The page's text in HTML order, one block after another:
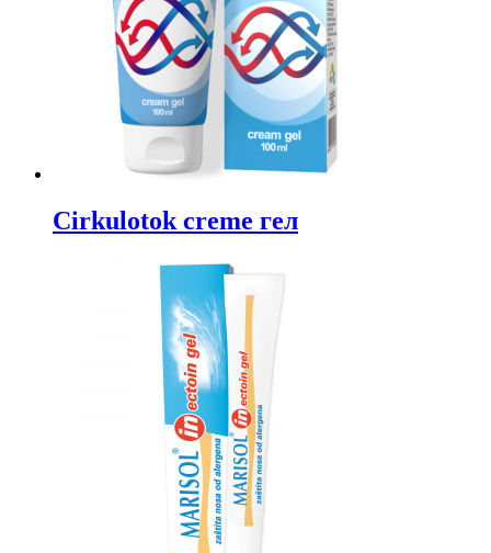
Cirkulotok creme гел